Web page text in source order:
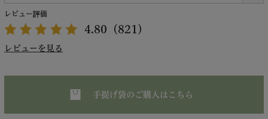
レビュー評価
4.80 （821）
レビューを見る
手提げ袋のご購入はこちら